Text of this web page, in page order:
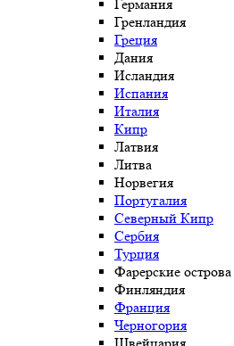
Германия
Гренландия
Греция
Дания
Исландия
Испания
Италия
Кипр
Латвия
Литва
Норвегия
Португалия
Северный Кипр
Сербия
Турция
Фарерские острова
Финляндия
Франция
Черногория